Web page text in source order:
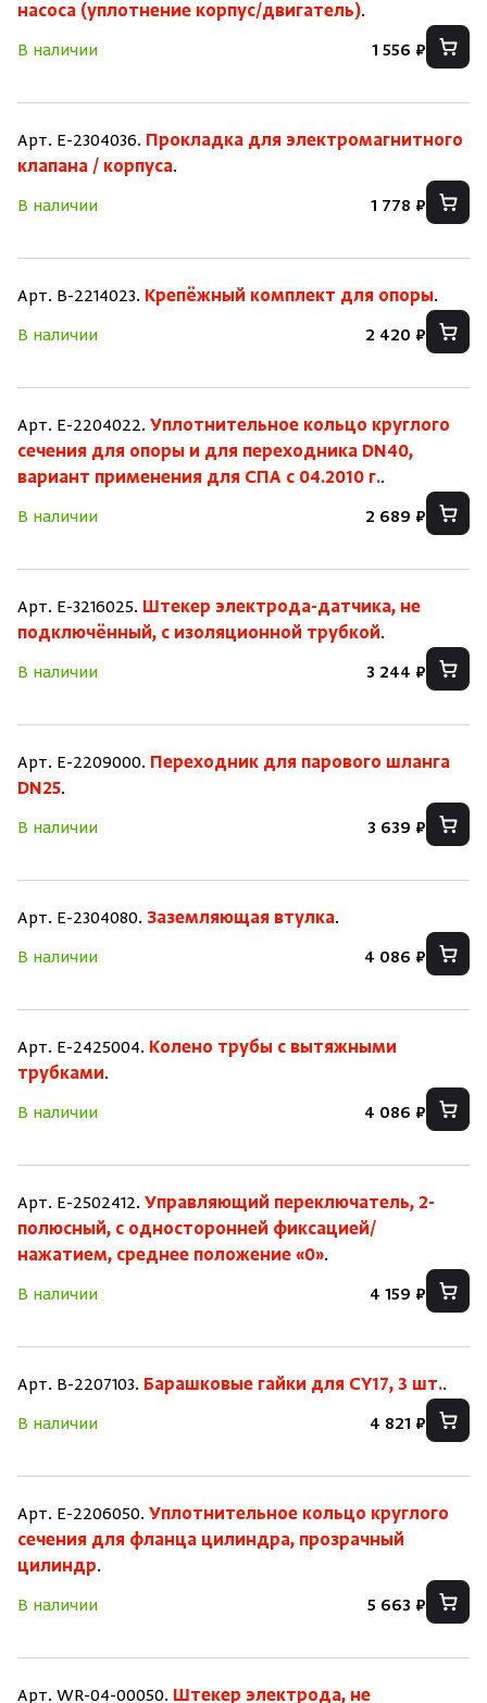
насоса (уплотнение корпус/двигатель).
В наличии
1 556 ₽
Арт. E-2304036. Прокладка для электромагнитного
клапана / корпуса.
В наличии
1 778 ₽
Арт. B-2214023. Крепёжный комплект для опоры.
В наличии
2 420 ₽
Арт. E-2204022. Уплотнительное кольцо круглого
сечения для опоры и для переходника DN40,
вариант применения для СПА с 04.2010 г..
В наличии
2 689 ₽
Арт. E-3216025. Штекер электрода-датчика, не
подключённый, с изоляционной трубкой.
В наличии
3 244 ₽
Арт. E-2209000. Переходник для парового шланга
DN25.
В наличии
3 639 ₽
Арт. E-2304080. Заземляющая втулка.
В наличии
4 086 ₽
Арт. E-2425004. Колено трубы с вытяжными
трубками.
В наличии
4 086 ₽
Арт. E-2502412. Управляющий переключатель, 2-
полюсный, с односторонней фиксацией/
нажатием, среднее положение «0».
В наличии
4 159 ₽
Арт. B-2207103. Барашковые гайки для CY17, 3 шт..
В наличии
4 821 ₽
Арт. E-2206050. Уплотнительное кольцо круглого
сечения для фланца цилиндра, прозрачный
цилиндр.
В наличии
5 663 ₽
Арт. WR-04-00050. Штекер электрода, не